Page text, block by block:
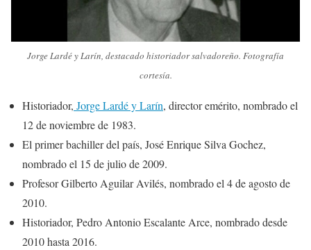
Jorge Lardé y Larín, destacado historiador salvadoreño. Fotografía
cortesía.
Historiador, Jorge Lardé y Larín, director emérito, nombrado el
12 de noviembre de 1983.
El primer bachiller del país, José Enrique Silva Gochez,
nombrado el 15 de julio de 2009.
Profesor Gilberto Aguilar Avilés, nombrado el 4 de agosto de
2010.
Historiador, Pedro Antonio Escalante Arce, nombrado desde
2010 hasta 2016.